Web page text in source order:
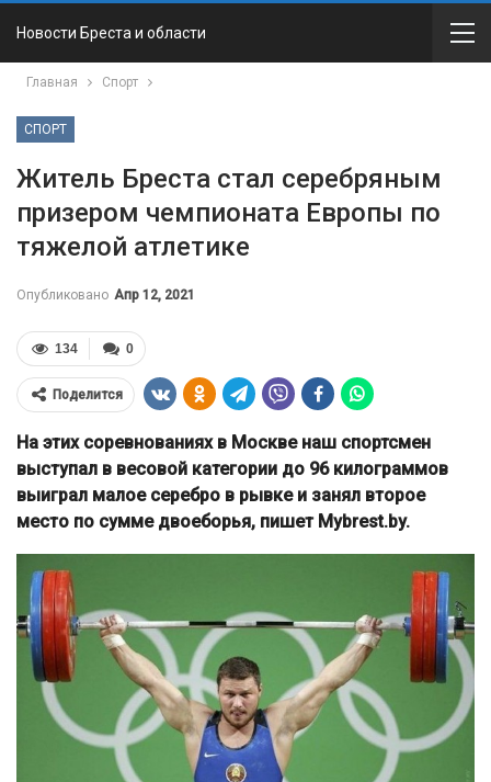
Новости Бреста и области
Главная Спорт
СПОРТ
Житель Бреста стал серебряным
призером чемпионата Европы по
тяжелой атлетике
Опубликовано Апр 12, 2021
0
134
Поделится
На этих соревнованиях в Москве наш спортсмен
выступал в весовой категории до 96 килограммов
выиграл малое серебро в рывке и занял второе
место по сумме двоеборья, пишет Mybrest.by.